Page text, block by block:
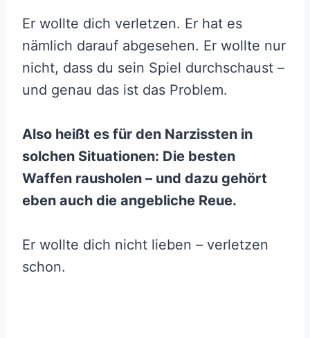
Er wollte dich verletzen. Er hat es
nämlich darauf abgesehen. Er wollte nur
nicht, dass du sein Spiel durchschaust –
und genau das ist das Problem.
Also heißt es für den Narzissten in
solchen Situationen: Die besten
Waffen rausholen – und dazu gehört
eben auch die angebliche Reue.
Er wollte dich nicht lieben – verletzen
schon.